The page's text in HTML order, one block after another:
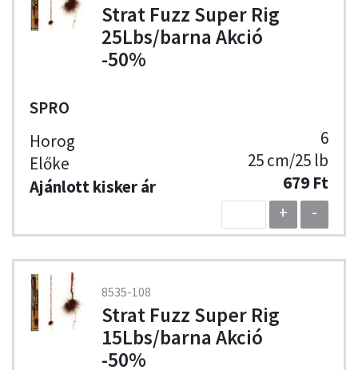
Strat Fuzz Super Rig
25Lbs/barna Akció
-50%
SPRO
6
25 cm/25 lb
679 Ft
+
-
8535-108
Strat Fuzz Super Rig
15Lbs/barna Akció
-50%